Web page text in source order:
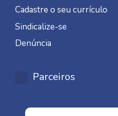
Cadastre o seu currículo
Sindicalize-se
Denúncia
Parceiros